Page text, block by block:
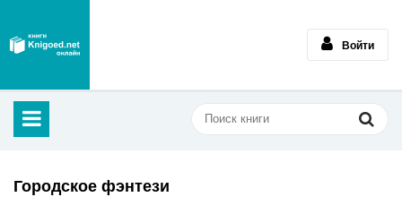
Войти
Городское фэнтези